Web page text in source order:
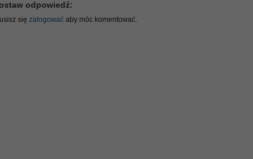
odpowiedź:
się zalogować aby móc komentować.